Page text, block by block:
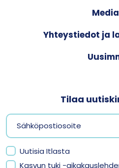
Yhteystiedot ja
Tilaa
Uutisia Itlasta
Kasvun tuki -